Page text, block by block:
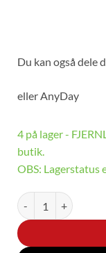
Du kan også dele
ellerAnyDay
4 på lager -
butik.
OBS: Lagerstatus
Lenovo ThinkPad